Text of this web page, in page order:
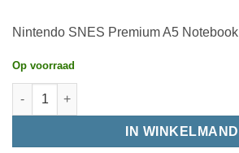
Nintendo SNES Premium A5 Notebook
Op voorraad
IN WINKELMAND